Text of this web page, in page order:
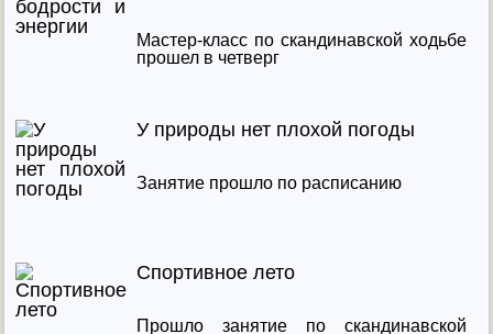
Мастер-класс по скандинавской ходьбе
прошел в четверг
У природы нет плохой погоды
Занятие прошло по расписанию
Спортивное лето
Прошло занятие по скандинавской